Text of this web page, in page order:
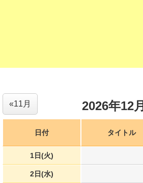
2026年12月
«11月
日付 タイトル
1日(火)
2日(水)